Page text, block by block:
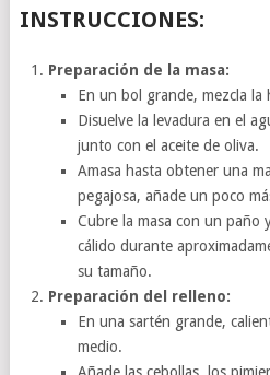
INSTRUCCIONES:
Preparación de la masa:
En un bol grande, mezcla la
Disuelve la levadura en el
junto con el aceite de oliva.
Amasa hasta obtener una
pegajosa, añade un poco
Cubre la masa con un paño
cálido durante
su tamaño.
Preparación del relleno:
En una sartén grande,
medio.